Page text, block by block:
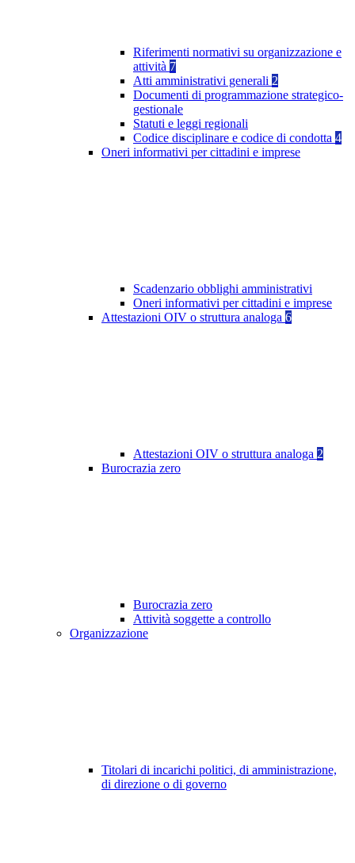
Riferimenti normativi su organizzazione e
attività 7
Atti amministrativi generali 2
Documenti di programmazione strategico-
gestionale
Statuti e leggi regionali
Codice disciplinare e codice di condotta 4
Oneri informativi per cittadini e imprese
Scadenzario obblighi amministrativi
Oneri informativi per cittadini e imprese
Attestazioni OIV o struttura analoga 6
Attestazioni OIV o struttura analoga 2
Burocrazia zero
Burocrazia zero
Attività soggette a controllo
Organizzazione
Titolari di incarichi politici, di amministrazione,
di direzione o di governo